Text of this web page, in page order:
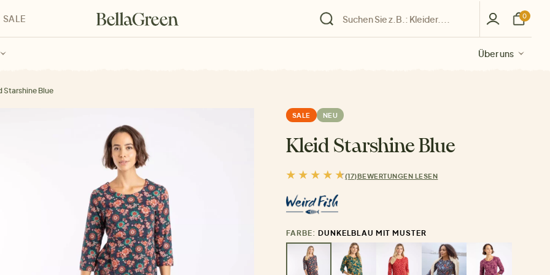
Über uns
Über uns
Über uns
für Kinder Über uns
SALE
Über uns
0
Starshine Blue
SALE NEU
Kleid Starshine Blue
(17)BEWERTUNGEN LESEN
FARBE: DUNKELBLAU MIT MUSTER